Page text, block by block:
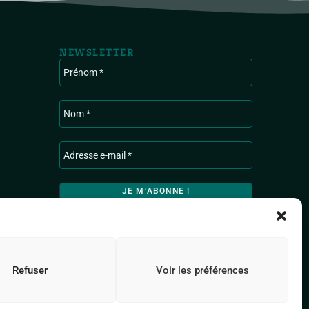
Refuser Voir les préférences
NEWSLETTER